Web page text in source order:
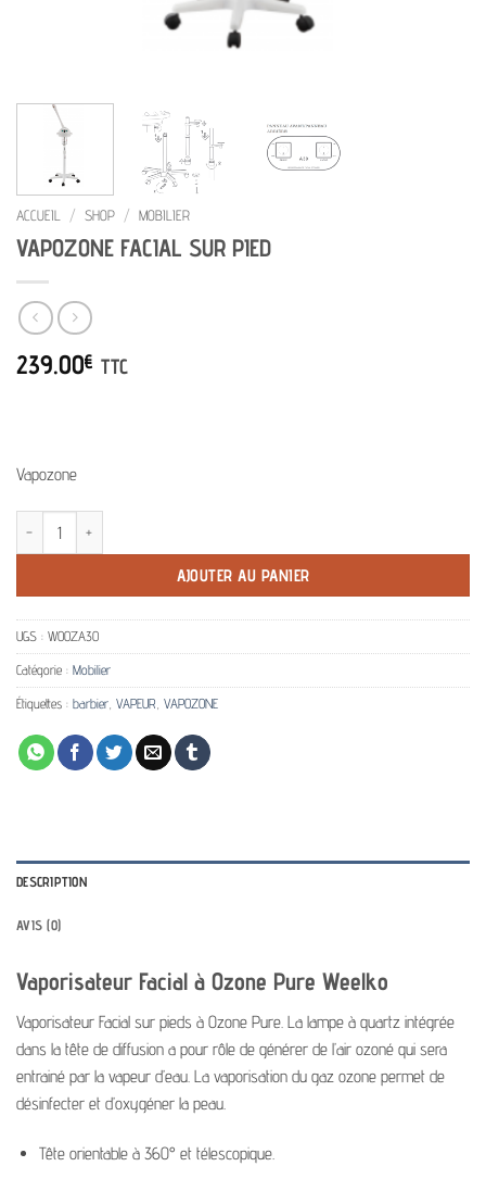
ACCUEIL / SHOP / MOBILIER
VAPOZONE FACIAL SUR PIED
239.00€ TTC
Vapozone
quantité de VAPOZONE FACIAL SUR PIED
AJOUTER AU PANIER
UGS : WOOZA30
Catégorie : Mobilier
Étiquettes : barbier, VAPEUR, VAPOZONE
DESCRIPTION
AVIS (0)
Vaporisateur Facial à Ozone Pure Weelko
Vaporisateur Facial sur pieds à Ozone Pure. La lampe à quartz intégrée
dans la tête de diffusion a pour rôle de générer de l’air ozoné qui sera
entrainé par la vapeur d’eau. La vaporisation du gaz ozone permet de
désinfecter et d’oxygéner la peau.
Tête orientable à 360° et télescopique.